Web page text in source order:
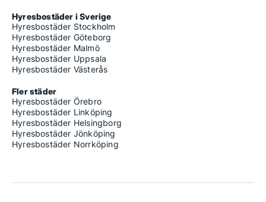
Hyresbostäder i Sverige
Hyresbostäder Stockholm
Hyresbostäder Göteborg
Hyresbostäder Malmö
Hyresbostäder Uppsala
Hyresbostäder Västerås
Fler städer
Hyresbostäder Örebro
Hyresbostäder Linköping
Hyresbostäder Helsingborg
Hyresbostäder Jönköping
Hyresbostäder Norrköping